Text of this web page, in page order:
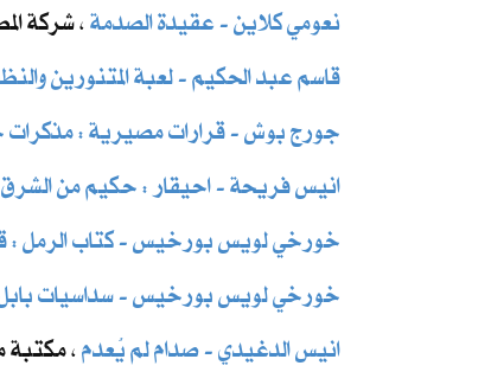
نعومي كلاين - عقيدة الصدمة، شركة
قاسم عبد الحكيم - لعبة المتنورين
جورج بوش - قرارات مصيرية :
انيس فريحة - احيقار : حكيم من الشرق
خورخي لويس بورخيس - كتاب
خورخي لويس بورخيس - سداسيات
انيس الدغيدي - صدام لم يُعدم، مكتبة